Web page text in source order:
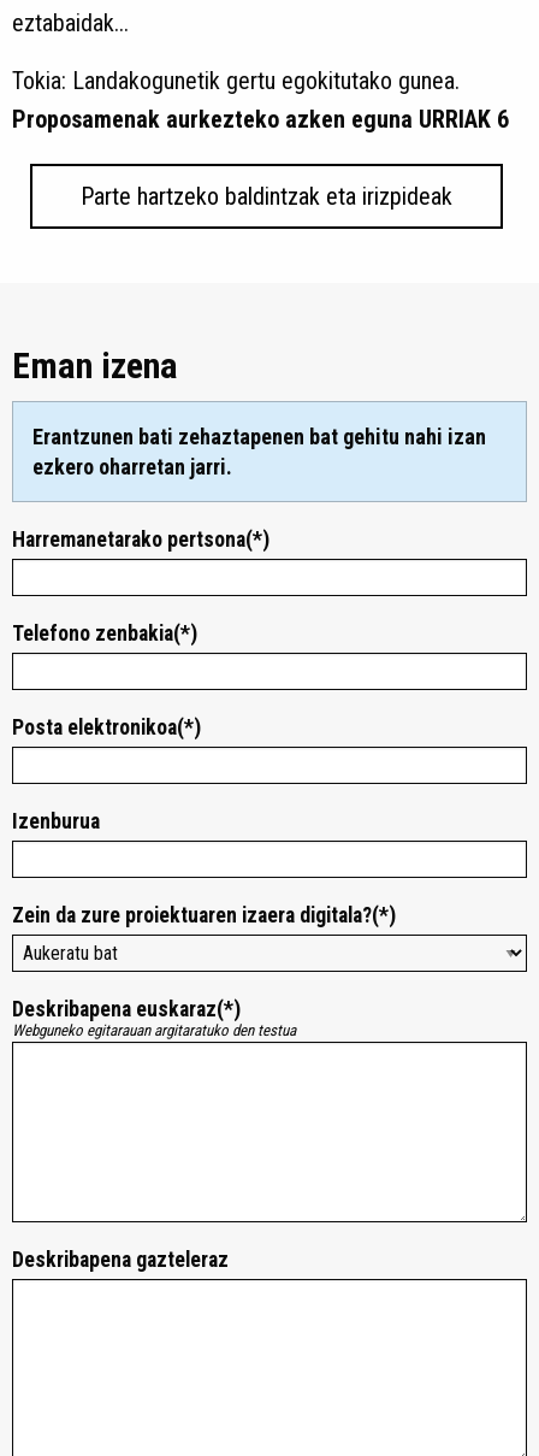
eztabaidak...
Tokia: Landakogunetik gertu egokitutako gunea.
Proposamenak aurkezteko azken eguna URRIAK 6
Parte hartzeko baldintzak eta irizpideak
Eman izena
Erantzunen bati zehaztapenen bat gehitu nahi izan
ezkero oharretan jarri.
Harremanetarako pertsona(*)
Telefono zenbakia(*)
Posta elektronikoa(*)
Izenburua
Zein da zure proiektuaren izaera digitala?(*)
Deskribapena euskaraz(*)
Webguneko egitarauan argitaratuko den testua
Deskribapena gazteleraz